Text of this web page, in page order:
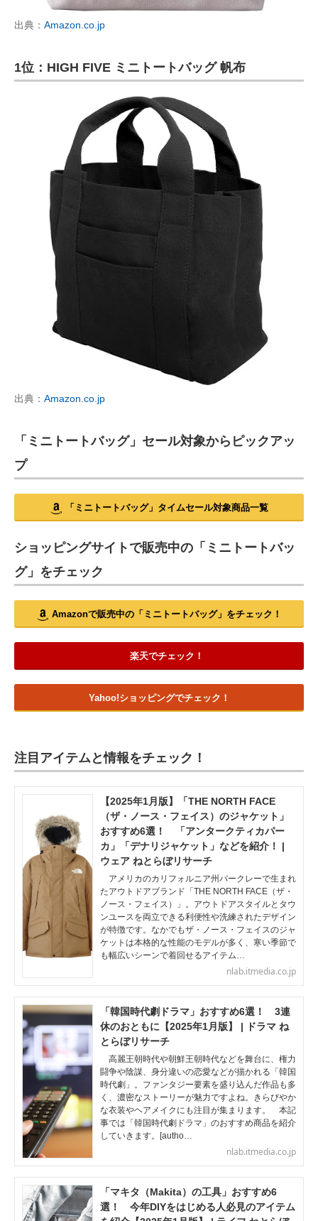
出典： Amazon.co.jp
1位：HIGH FIVE ミニトートバッグ 帆布
出典： Amazon.co.jp
「ミニトートバッグ」セール対象からピックアッ
プ
「ミニトートバッグ」タイムセール対象商品一覧
ショッピングサイトで販売中の「ミニトートバッ
グ」をチェック
Amazonで販売中の「ミニトートバッグ」をチェック！
楽天でチェック！
Yahoo!ショッピングでチェック！
注目アイテムと情報をチェック！
【2025年1月版】「THE NORTH FACE
（ザ・ノース・フェイス）のジャケット」
おすすめ6選！ 「アンタークティカパー
カ」「デナリジャケット」などを紹介！ |
ウェア ねとらぼリサーチ
アメリカのカリフォルニア州バークレーで生まれ
たアウトドアブランド「THE NORTH FACE（ザ・
ノース・フェイス）」。アウトドアスタイルとタウ
ンユースを両立できる利便性や洗練されたデザイン
が特徴です。なかでもザ・ノース・フェイスのジャ
ケットは本格的な性能のモデルが多く、寒い季節で
も幅広いシーンで着回せるアイテム…
nlab.itmedia.co.jp
「韓国時代劇ドラマ」おすすめ6選！ 3連
休のおともに【2025年1月版】 | ドラマ ね
とらぼリサーチ
高麗王朝時代や朝鮮王朝時代などを舞台に、権力
闘争や陰謀、身分違いの恋愛などが描かれる「韓国
時代劇」。ファンタジー要素を盛り込んだ作品も多
く、濃密なストーリーが魅力ですよね。きらびやか
な衣装やヘアメイクにも注目が集まります。 本記
事では「韓国時代劇ドラマ」のおすすめ商品を紹介
していきます。[autho…
nlab.itmedia.co.jp
「マキタ（Makita）の工具」おすすめ6
選！ 今年DIYをはじめる人必見のアイテム